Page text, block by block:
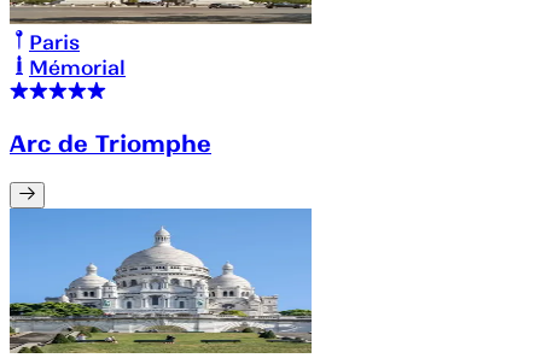
Paris
Mémorial
Arc de Triomphe